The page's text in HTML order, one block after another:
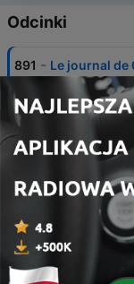
Odcinki
891 - Le journal de
890 Le journal
02 sie 2026
889 - Le journal de
888 - Le journal
26 lip 2026